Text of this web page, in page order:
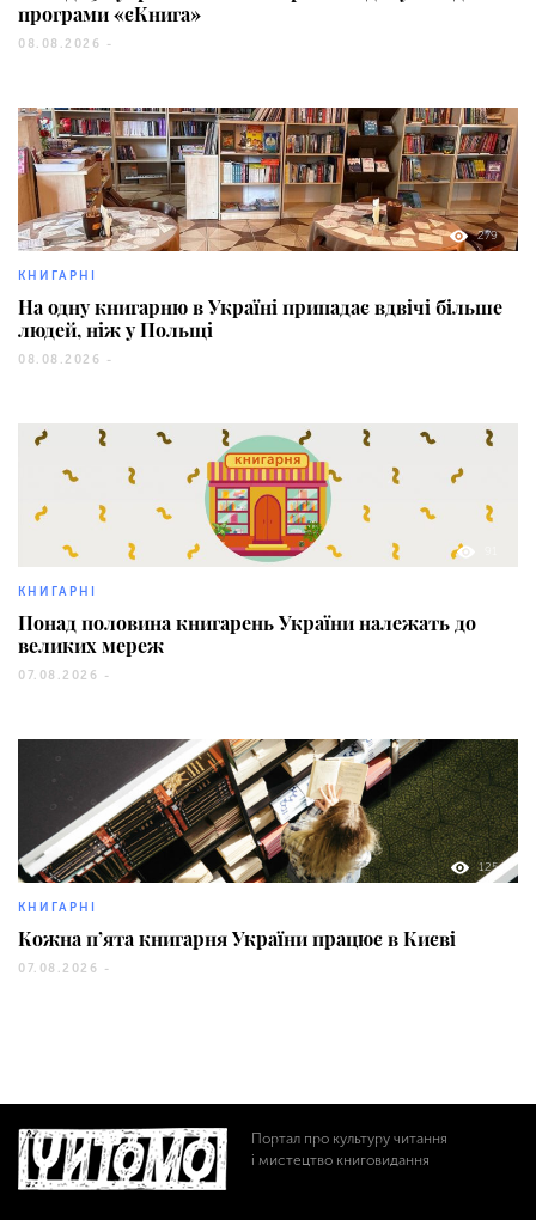
програми «єКнига»
08.08.2026 -
279
КНИГАРНІ
На одну книгарню в Україні припадає вдвічі більше
людей, ніж у Польщі
08.08.2026 -
КНИГАРНІ
Понад половина книгарень України належать до
великих мереж
07.08.2026 -
125
КНИГАРНІ
Кожна п’ята книгарня України працює в Києві
07.08.2026 -
Портал про культуру читання
і мистецтво книговидання